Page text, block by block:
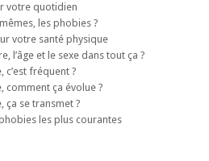
votre quotidien
les phobies ?
votre santé physique
l’âge et le sexe dans tout ça ?
c’est fréquent ?
comment ça évolue ?
ça se transmet ?
les plus courantes